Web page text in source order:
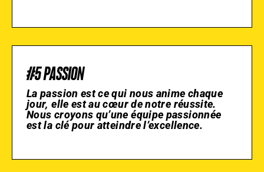
#5 PASSION
La passion est ce qui nous anime chaque
jour, elle est au cœur de notre réussite.
Nous croyons qu’une équipe passionnée
est la clé pour atteindre l’excellence.